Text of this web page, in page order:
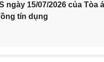
ngày 15/07/2026 của
tín dụng